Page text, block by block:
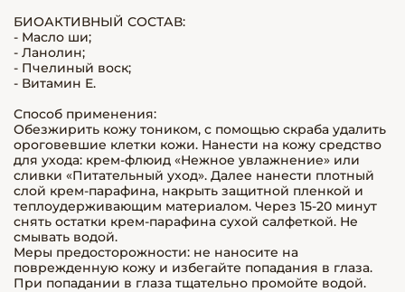
БИОАКТИВНЫЙ СОСТАВ:
- Масло ши;
- Ланолин;
- Пчелиный воск;
- Витамин E.
Способ применения:
Обезжирить кожу тоником, с помощью скраба удалить
ороговевшие клетки кожи. Нанести на кожу средство
для ухода: крем-флюид «Нежное увлажнение» или
сливки «Питательный уход». Далее нанести плотный
слой крем-парафина, накрыть защитной пленкой и
теплоудерживающим материалом. Через 15-20 минут
снять остатки крем-парафина сухой салфеткой. Не
смывать водой.
Меры предосторожности: не наносите на
поврежденную кожу и избегайте попадания в глаза.
При попадании в глаза тщательно промойте водой.